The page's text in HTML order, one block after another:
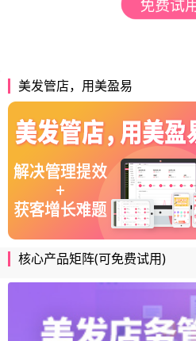
美发管店，用美盈易
核心产品矩阵(可免费试用)